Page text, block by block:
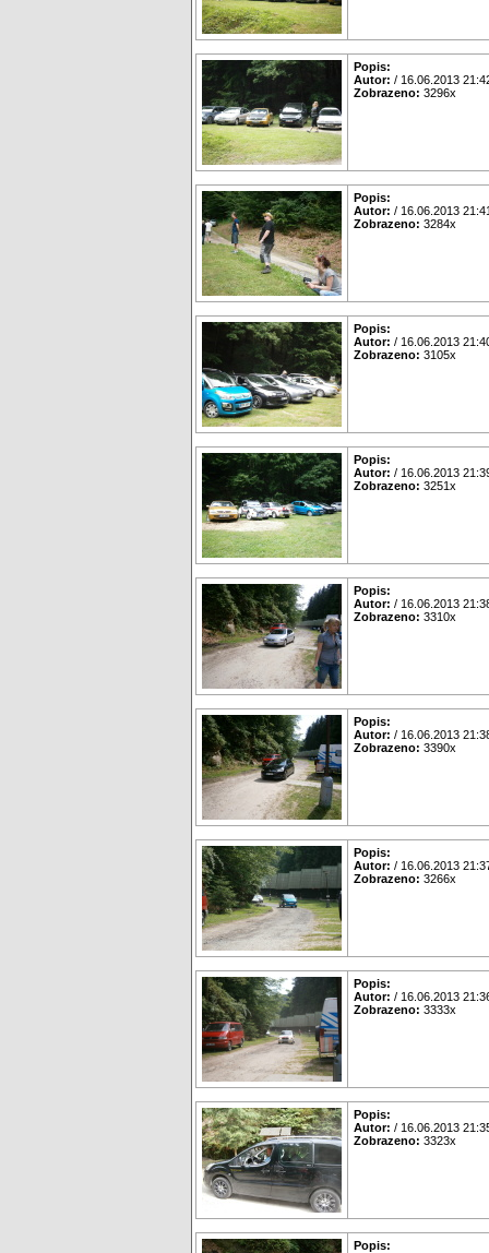
Popis:
Autor: / 16.06.2013
Zobrazeno: 3296x
Popis:
Autor: / 16.06.2013
Zobrazeno: 3284x
Popis:
Autor: / 16.06.2013
Zobrazeno: 3105x
Popis:
Autor: / 16.06.2013
Zobrazeno: 3251x
Popis:
Autor: / 16.06.2013
Zobrazeno: 3310x
Popis:
Autor: / 16.06.2013
Zobrazeno: 3390x
Popis:
Autor: / 16.06.2013
Zobrazeno: 3266x
Popis:
Autor: / 16.06.2013
Zobrazeno: 3333x
Popis:
Autor: / 16.06.2013
Zobrazeno: 3323x
Popis: